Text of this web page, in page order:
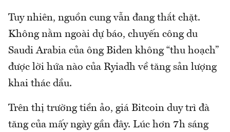
Tuy nhiên, nguồn cung vẫn đang thắt chặt.
Không nằm ngoài dự báo, chuyến công du
Saudi Arabia của ông Biden không “thu hoạch”
được lời hứa nào của Ryiadh về tăng sản lượng
khai thác dầu.
Trên thị trường tiền ảo, giá Bitcoin duy trì đà
tăng của mấy ngày gần đây. Lúc hơn 7h sáng